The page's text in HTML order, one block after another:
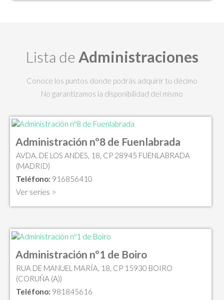
Lista de Administraciones
Conoce los puntos donde podrás adquirir tu décimo
No garantizamos la disponibilidad del mismo
Administración nº8 de Fuenlabrada
AVDA. DE LOS ANDES, 18, CP 28945 FUENLABRADA
(MADRID)
Teléfono: 916856410
Ver series >
Administración nº1 de Boiro
RUA DE MANUEL MARÍA, 18, CP 15930 BOIRO
(CORUÑA (A))
Teléfono: 981845616